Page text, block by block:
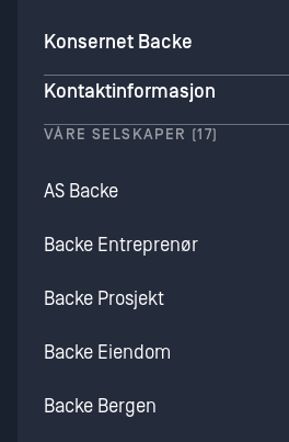
Konsernet Backe
Kontaktinformasjon
VÅRE SELSKAPER (17)
AS Backe
Backe Entreprenør
Backe Prosjekt
Backe Eiendom
Backe Bergen